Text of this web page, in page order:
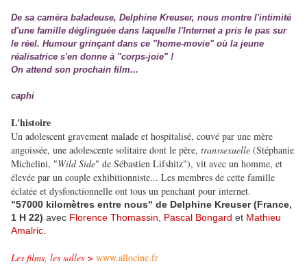
De sa caméra baladeuse, Delphine Kreuser, nous montre l'intimité
d'une famille déglinguée dans laquelle l'Internet a pris le pas sur
le réel. Humour grinçant dans ce "home-movie" où la jeune
réalisatrice s'en donne à "corps-joie" !
On attend son prochain film...
caphi
L'histoire
Un adolescent gravement malade et hospitalisé, couvé par une mère
angoissée, une adolescente solitaire dont le père, transsexuelle (Stéphanie
Michelini, "Wild Side" de Sébastien Lifshitz"), vit avec un homme, et
élevée par un couple exhibitionniste... Les membres de cette famille
éclatée et dysfonctionnelle ont tous un penchant pour internet.
"57000 kilomètres entre nous" de Delphine Kreuser (France,
1 H 22) avec Florence Thomassin Pascal Bongard et Mathieu
Amalric
Les films, les salles > www.allocine.fr